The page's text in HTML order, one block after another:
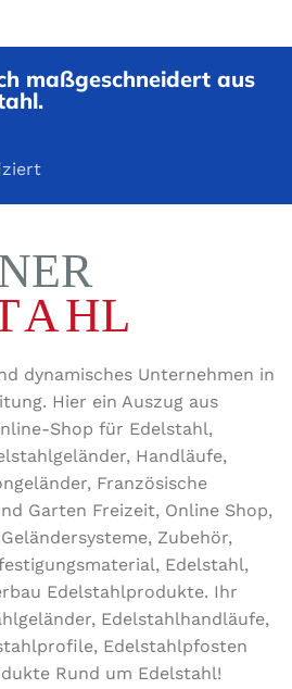
maßgeschneidert aus
dynamisches Unternehmen in
Hier ein Auszug aus
Shop für Edelstahl,
Handläufe,
Französische
Garten Freizeit, Online Shop,
Zubehör,
Edelstahl,
Edelstahlprodukte. Ihr
Edelstahlhandläufe,
Edelstahlpfosten
Rund um Edelstahl!